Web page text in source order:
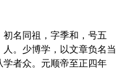
名同祖，字季和，号五
。少博学，以文章负名当
者众。元顺帝至正四年